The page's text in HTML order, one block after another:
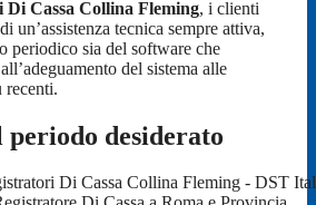
Cassa Collina Fleming, i clienti
un’assistenza tecnica sempre attiva,
periodico sia del software che
del sistema alle
recenti.
desiderato